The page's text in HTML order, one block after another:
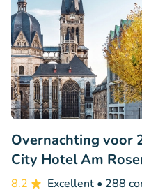
Overnachting voor
City Hotel Am
8.2 Excellent • 288